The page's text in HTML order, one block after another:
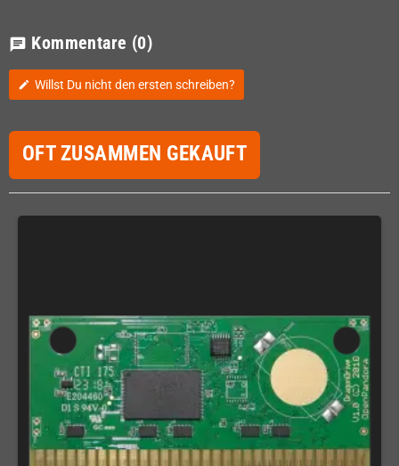
chat Kommentare (0)
edit Willst Du nicht den ersten schreiben?
OFT ZUSAMMEN GEKAUFT